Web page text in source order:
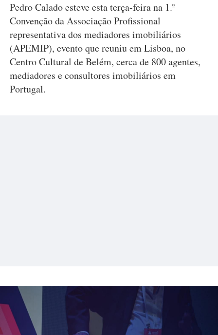
Pedro Calado esteve esta terça-feira na 1.ª
Convenção da Associação Profissional
representativa dos mediadores imobiliários
(APEMIP), evento que reuniu em Lisboa, no
Centro Cultural de Belém, cerca de 800 agentes,
mediadores e consultores imobiliários em
Portugal.